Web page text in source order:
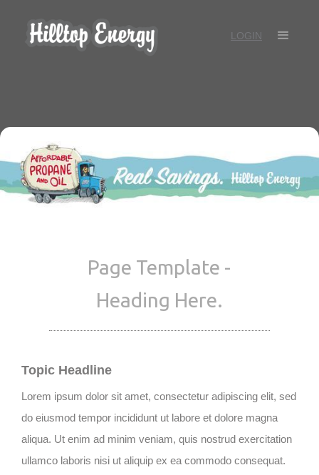
LOGIN
Page Template -
Heading Here.
Topic Headline
Lorem ipsum dolor sit amet, consectetur adipiscing elit, sed
do eiusmod tempor incididunt ut labore et dolore magna
aliqua. Ut enim ad minim veniam, quis nostrud exercitation
ullamco laboris nisi ut aliquip ex ea commodo consequat.